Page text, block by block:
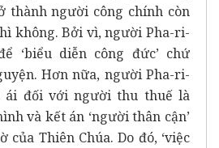
thành người công chính còn
không. Bởi vì, người Pha-ri-
‘biểu diễn công đức’ chứ
Hơn nữa, người Pha-ri-
ái đối với người thu thuế là
và kết án ‘người thân cận’
Thiên Chúa. Do đó, ‘việc